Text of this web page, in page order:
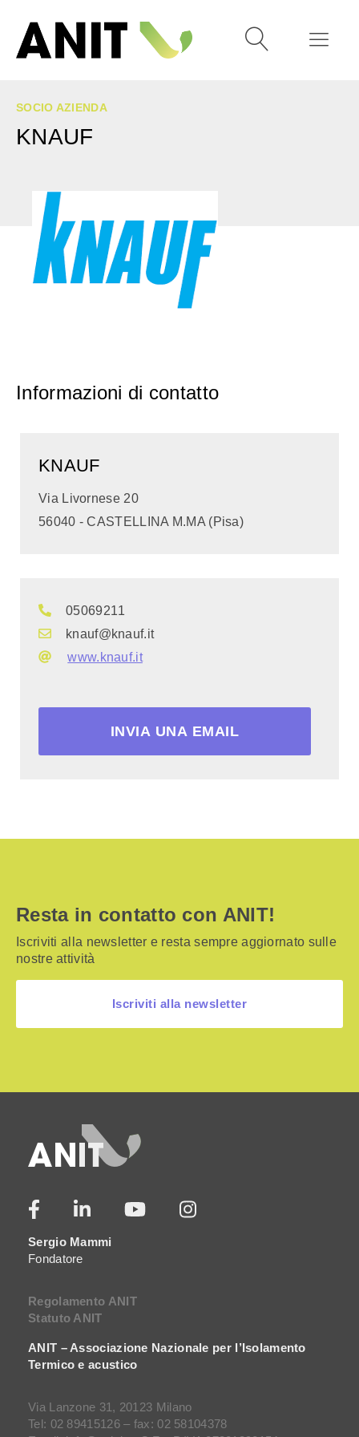
SOCIO AZIENDA
KNAUF
Informazioni di contatto
KNAUF
Via Livornese 20
56040 - CASTELLINA M.MA (Pisa)
05069211
knauf@knauf.it
www.knauf.it
INVIA UNA EMAIL
Resta in contatto con ANIT!
Iscriviti alla newsletter e resta sempre aggiornato sulle
nostre attività
Iscriviti alla newsletter
Sergio Mammi
Fondatore
Regolamento ANIT
Statuto ANIT
ANIT – Associazione Nazionale per l’Isolamento
Termico e acustico
Via Lanzone 31, 20123 Milano
Tel: 02 89415126 – fax: 02 58104378